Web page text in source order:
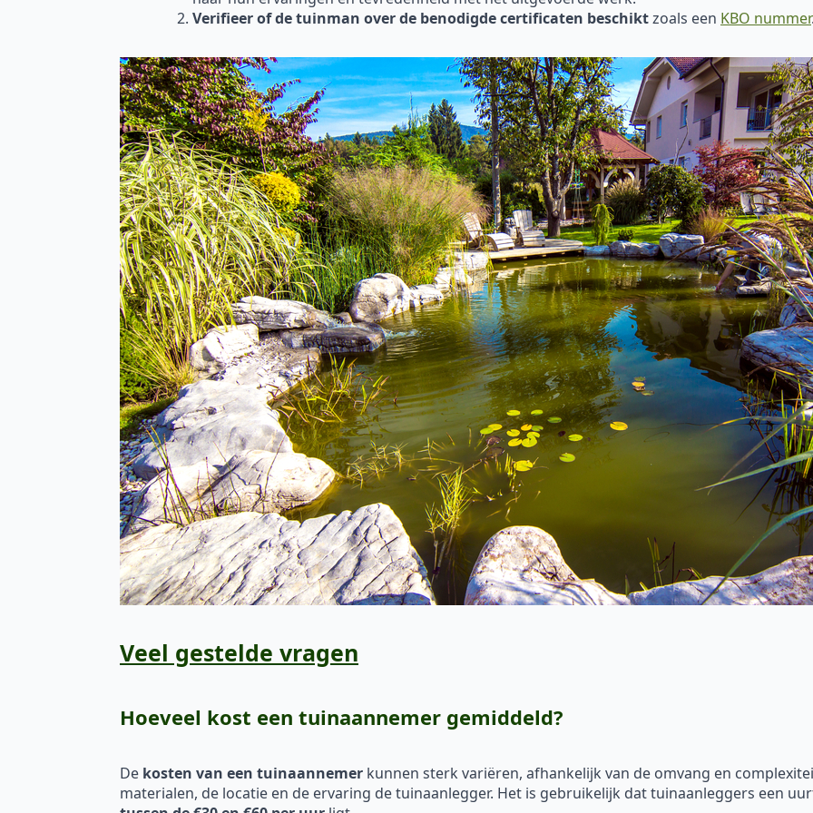
Verifieer of de tuinman over de benodigde certificaten beschiktzoals een KBO nummer
Veel gestelde vragen
Hoeveel kost een tuinaannemer gemiddeld?
De kosten van een tuinaannemer kunnen sterk variëren, afhankelijk van de omvang en
materialen, de locatie en de ervaring de tuinaanlegger. Het is gebruikelijk dat tuinaanleggers een